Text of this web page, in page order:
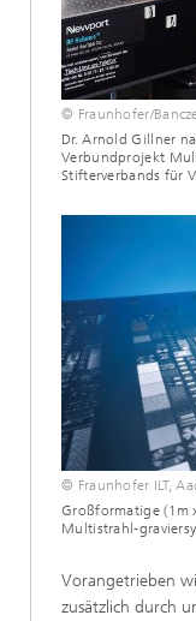
© Fraunhofer/
Dr. Arnold Gillner
Verbundprojekt
Stifterverbands für
© Fraunhofer ILT,
Großformatige (1m
Multistrahl-
Vorangetrieben
zusätzlich durch